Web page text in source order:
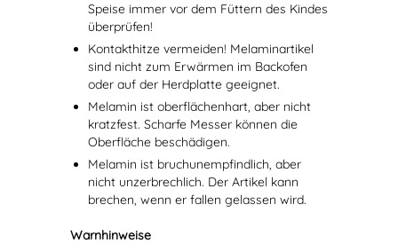
Speise immer vor dem Füttern des Kindes
überprüfen!
Kontakthitze vermeiden! Melaminartikel
sind nicht zum Erwärmen im Backofen
oder auf der Herdplatte geeignet.
Melamin ist oberflächenhart, aber nicht
kratzfest. Scharfe Messer können die
Oberfläche beschädigen.
Melamin ist bruchunempfindlich, aber
nicht unzerbrechlich. Der Artikel kann
brechen, wenn er fallen gelassen wird.
Warnhinweise